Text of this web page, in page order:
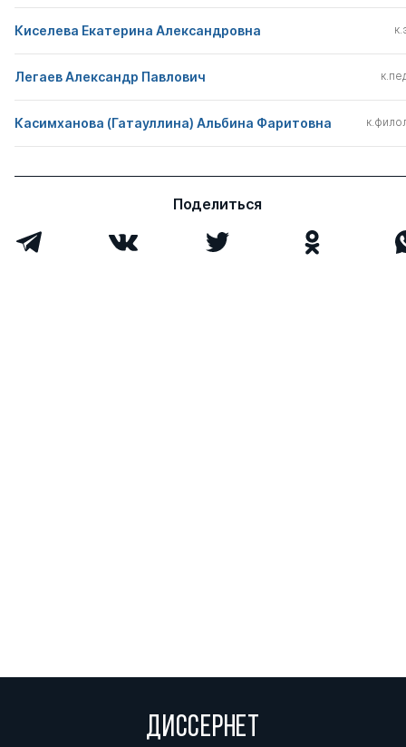
Киселева Екатерина Александровна
Легаев Александр Павлович
Касимханова (Гатауллина) Альбина Фаритовна
Поделиться
ДИССЕРНЕТ